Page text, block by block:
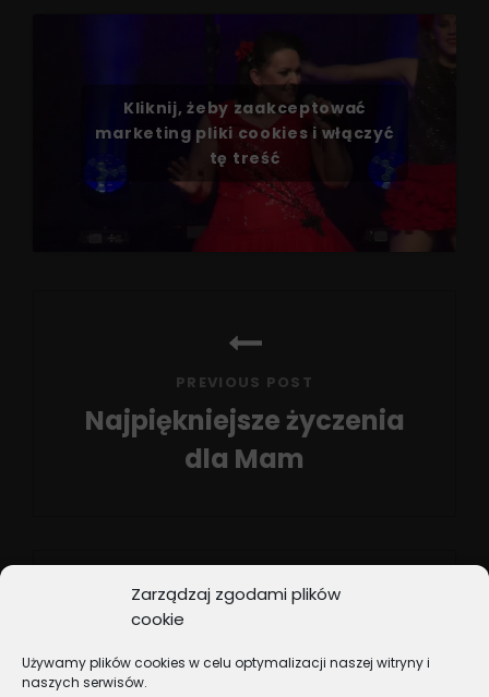
Zarządzaj zgodami plików
cookie
Używamy plików cookies w celu optymalizacji naszej witryny i
naszych serwisów.
Kliknij, żeby zaakceptować
marketing pliki cookies i włączyć
tę treść
PREVIOUS POST
Najpiękniejsze życzenia
dla Mam
Przegląd list przebojów